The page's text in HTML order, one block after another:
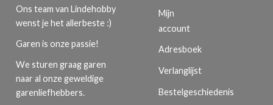
Ons team van Lindehobby
wenst je het allerbeste :)
Garen is onze passie!
We sturen graag garen
naar al onze geweldige
garenliefhebbers.
Mijn
account
Adresboek
Verlanglijst
Bestelgeschiedenis